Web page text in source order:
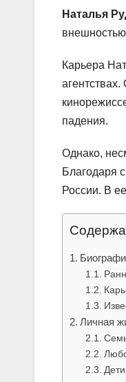
Наталья
Карьера
падения.
Однако,
Благодаря
России. В
Личная
Дети